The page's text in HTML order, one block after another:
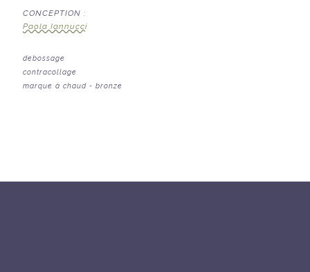
CONCEPTION :
Paola Iannucci
debossage
contracollage
marque à chaud - bronze